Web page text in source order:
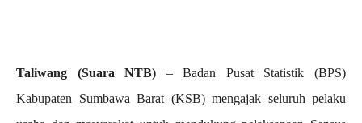
Taliwang (Suara NTB) – Badan Pusat Statistik (BPS)
Kabupaten Sumbawa Barat (KSB) mengajak seluruh pelaku